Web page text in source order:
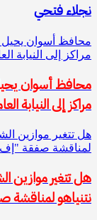
نجلاء فتحي
مراكز إلى النيابة
مراكز إلى النيابة
هل تتغير موازين
لمناقشة صفقة "إف-35"
هل تتغير موازين
نتنياهو لمناقشة صفقة